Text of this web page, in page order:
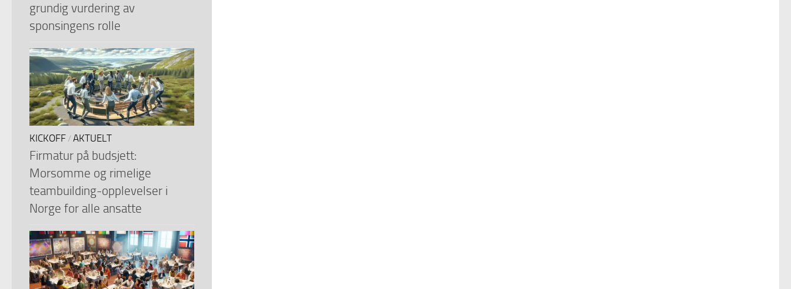
grundig vurdering av
sponsingens rolle
KICKOFF / AKTUELT
Firmatur på budsjett:
Morsomme og rimelige
teambuilding-opplevelser i
Norge for alle ansatte